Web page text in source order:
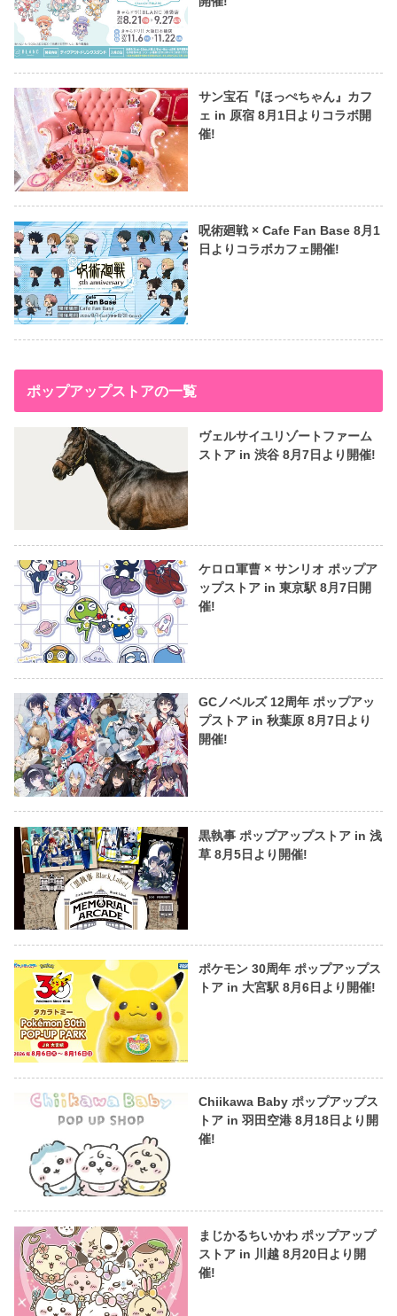
サン宝石『ほっぺちゃん』カフ
ェ in 原宿 8月1日よりコラボ開
催!
呪術廻戦 × Cafe Fan Base 8月1
日よりコラボカフェ開催!
ポップアップストアの一覧
ヴェルサイユリゾートファーム
ストア in 渋谷 8月7日より開催!
ケロロ軍曹 × サンリオ ポップア
ップストア in 東京駅 8月7日開
催!
GCノベルズ 12周年 ポップアッ
プストア in 秋葉原 8月7日より
開催!
黒執事 ポップアップストア in 浅
草 8月5日より開催!
ポケモン 30周年 ポップアップス
トア in 大宮駅 8月6日より開催!
Chiikawa Baby ポップアップス
トア in 羽田空港 8月18日より開
催!
まじかるちいかわ ポップアップ
ストア in 川越 8月20日より開
催!